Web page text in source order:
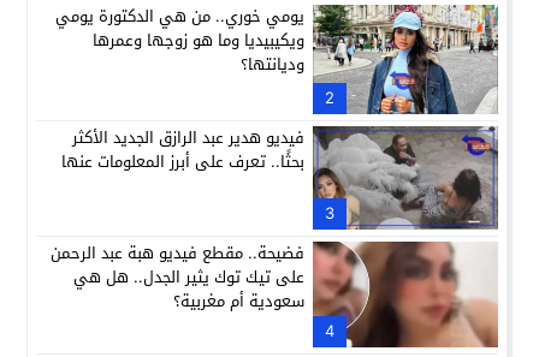
2
يومي خوري.. من هي الدكتورة يومي
ويكيبيديا وما هو زوجها وعمرها
وديانتها؟
3
فيديو هدير عبد الرازق الجديد الأكثر
بحثًا.. تعرف على أبرز المعلومات عنها
4
فضيحة.. مقطع فيديو هبة عبد الرحمن
على تيك توك يثير الجدل.. هل هي
سعودية أم مغربية؟